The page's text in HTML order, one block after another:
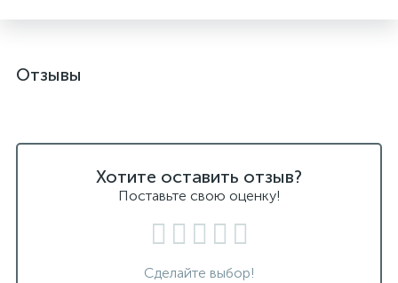
Отзывы
Хотите оставить отзыв?
Поставьте свою оценку!
Сделайте выбор!